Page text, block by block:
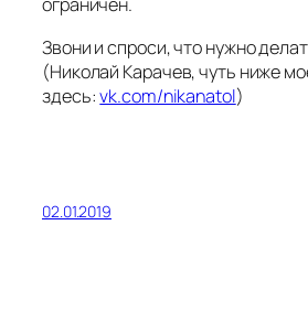
Звони и спроси, что нужно
(Николай Карачев, чуть ниже
здесь:vk.com/nikanatol)
02.01.2019